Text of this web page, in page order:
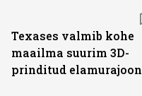
Texases valmib kohe
maailma suurim 3D-
prinditud elamurajoon